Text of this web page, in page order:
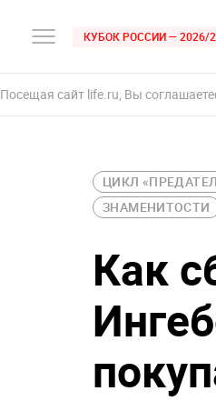
КУБОК РОССИИ — 2026/
Посещая сайт life.ru, Вы
ЦИКЛ
ЗНАМЕНИТОСТИ
Как